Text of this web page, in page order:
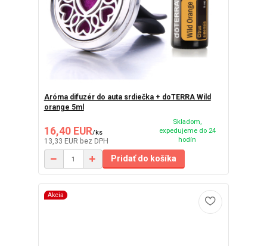
Aróma difuzér do auta srdiečka + doTERRA Wild
orange 5ml
16,40 EUR/ks
13,33 EUR bez DPH
Skladom,
expedujeme do 24
hodín
Pridať do košíka
Akcia